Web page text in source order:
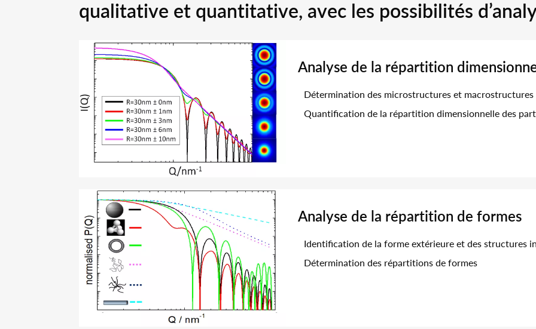
qualitative et quantitative, avec les possibilités
Analyse de la répartition
Détermination des microstructures et
Quantification de la répartition dimensionnelle des
Analyse de la répartition de formes
Identification de la forme extérieure et des structures
Détermination des répartitions de formes